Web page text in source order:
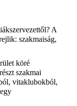
A
szakmaiság,
köré
szakmai
vitaklubokból,